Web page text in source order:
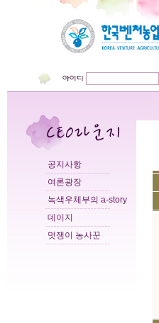
공지사항
여론광장
녹색우체부의 a-story
데이지
멋쟁이 농사꾼